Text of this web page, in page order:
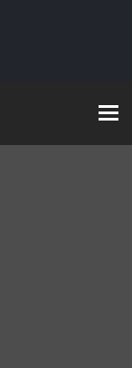
navigation